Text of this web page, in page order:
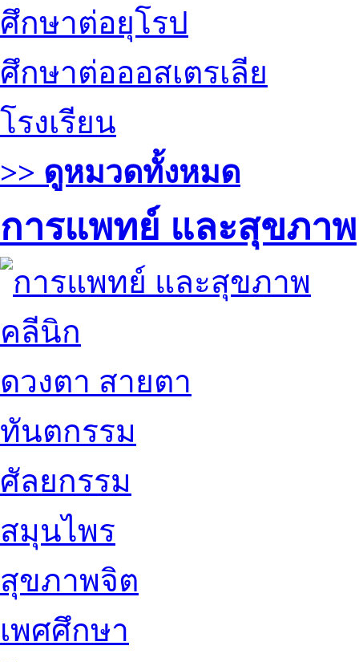
ศึกษาต่อยุโรป
ศึกษาต่อออสเตรเลีย
โรงเรียน
>> ดูหมวดทั้งหมด
การแพทย์ และสุขภาพ
คลีนิก
ดวงตา สายตา
ทันตกรรม
ศัลยกรรม
สมุนไพร
สุขภาพจิต
เพศศึกษา